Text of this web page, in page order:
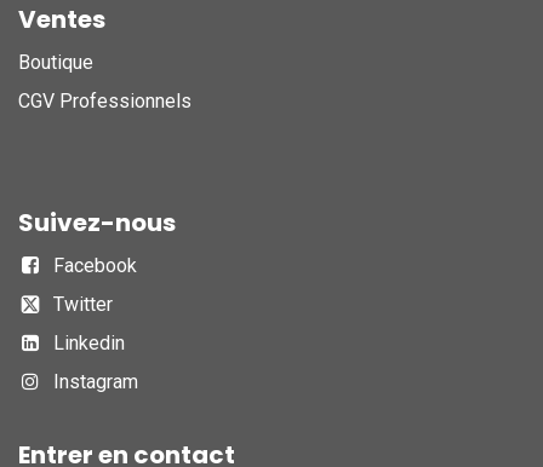
Ventes
Boutique
CGV Professionnels
Suivez-nous
Facebook
Twitter
Linkedin
Instagram
Entrer en contact